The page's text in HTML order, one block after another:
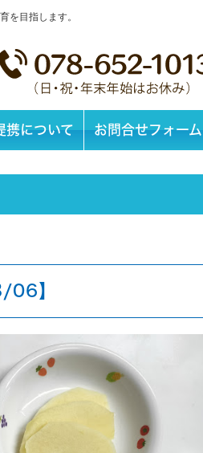
を目指します。
携について お問合せフォーム
06】